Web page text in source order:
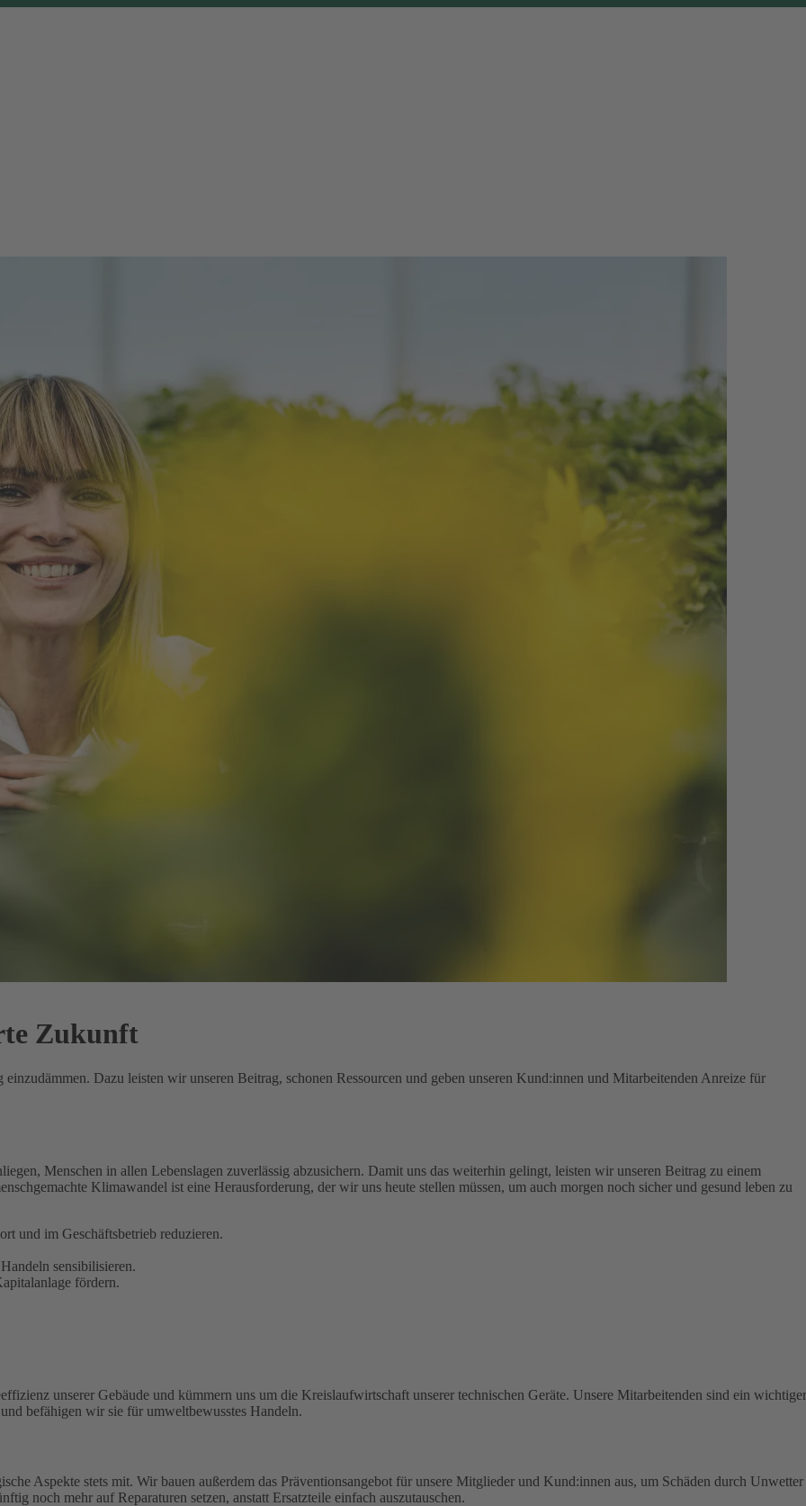
Zukunft
Dazu leisten wir unseren Beitrag, schonen Ressourcen und geben unseren Kund:innen und Mitarbeitenden Anreize für
Menschen in allen Lebenslagen zuverlässig abzusichern. Damit uns das weiterhin gelingt, leisten wir unseren Beitrag zu einem
Klimawandel ist eine Herausforderung, der wir uns heute stellen müssen, um auch morgen noch sicher und gesund leben zu
und im Geschäftsbetrieb reduzieren.
sensibilisieren.
fördern.
unserer Gebäude und kümmern uns um die Kreislaufwirtschaft unserer technischen Geräte. Unsere Mitarbeitenden sind ein wichtiger
befähigen wir sie für umweltbewusstes Handeln.
Aspekte stets mit. Wir bauen außerdem das Präventionsangebot für unsere Mitglieder und Kund:innen aus, um Schäden durch Unwetter
noch mehr auf Reparaturen setzen, anstatt Ersatzteile einfach auszutauschen.